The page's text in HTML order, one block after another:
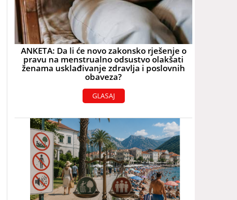
ANKETA: Da li će novo zakonsko rješenje o
pravu na menstrualno odsustvo olakšati
ženama usklađivanje zdravlja i poslovnih
obaveza?
GLASAJ